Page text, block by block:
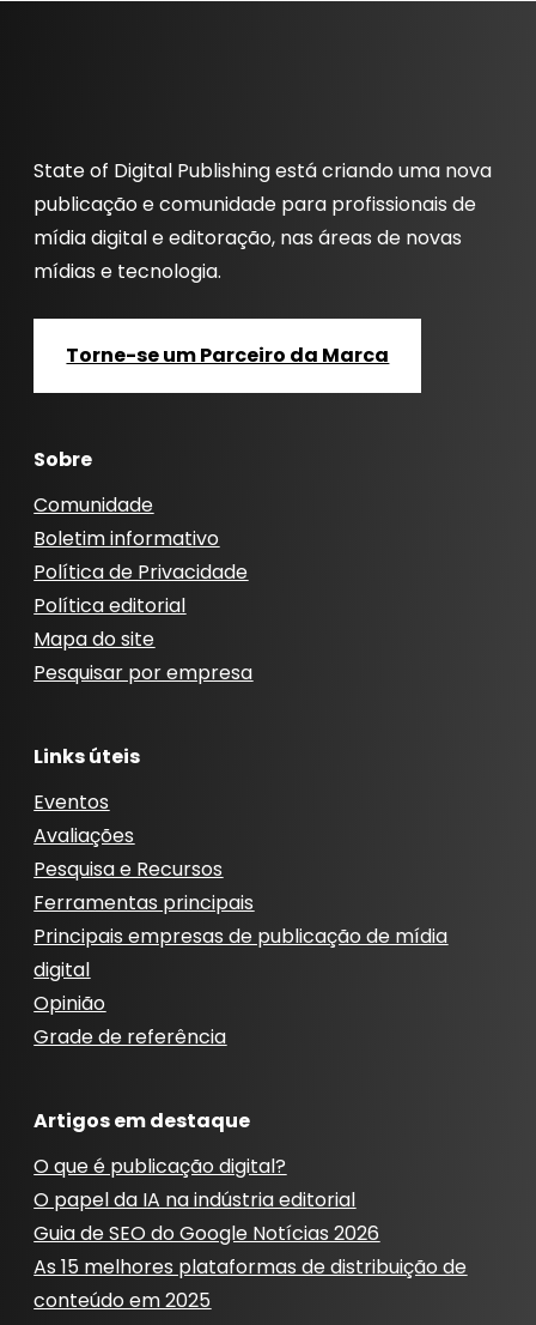
State of Digital Publishing está criando uma nova
publicação e comunidade para profissionais de
mídia digital e editoração, nas áreas de novas
mídias e tecnologia.
Torne-se um Parceiro da Marca
Sobre
Comunidade
Boletim informativo
Política de Privacidade
Política editorial
Mapa do site
Pesquisar por empresa
Links úteis
Eventos
Avaliações
Pesquisa e Recursos
Ferramentas principais
Principais empresas de publicação de mídia
digital
Opinião
Grade de referência
Artigos em destaque
O que é publicação digital?
O papel da IA ​​na indústria editorial
Guia de SEO do Google Notícias 2026
As 15 melhores plataformas de distribuição de
conteúdo em 2025